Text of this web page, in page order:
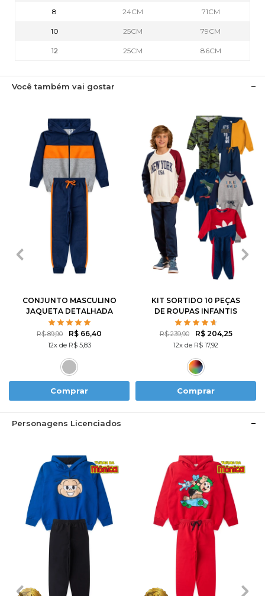
8 24CM 71CM
10 25CM 79CM
12 25CM 86CM
Você também vai gostar
3 4
CONJUNTO MASCULINO
JAQUETA DETALHADA
R$ 89,90 R$ 66,40
12x de R$ 5,83
Comprar
2
14
KIT SORTIDO 10 PEÇAS
DE ROUPAS INFANTIS
MASCULINO INVERNO - 5
CASACOS + 5 CALÇAS
R$ 239,90 R$ 204,25
12x de R$ 17,92
Comprar
Personagens Licenciados
1 3 4 1 3 4